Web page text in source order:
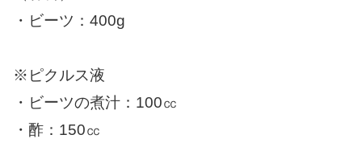
・ビーツ：400g
※ピクルス液
・ビーツの煮汁：100㏄
・酢：150㏄